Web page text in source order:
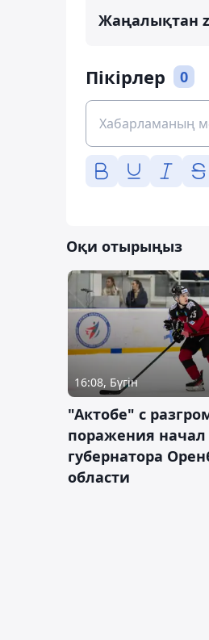
Жаңалықтан
Пікірлер 0
Оқи отырыңыз
16:08, Бүгін
"Актобе" с
поражения начал
губернатора
области